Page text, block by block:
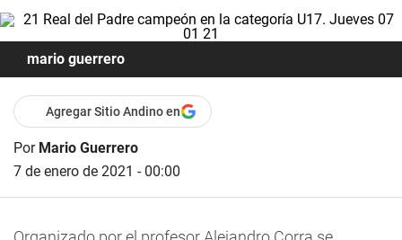
mario guerrero
Agregar Sitio Andino en
Por Mario Guerrero
7 de enero de 2021 - 00:00